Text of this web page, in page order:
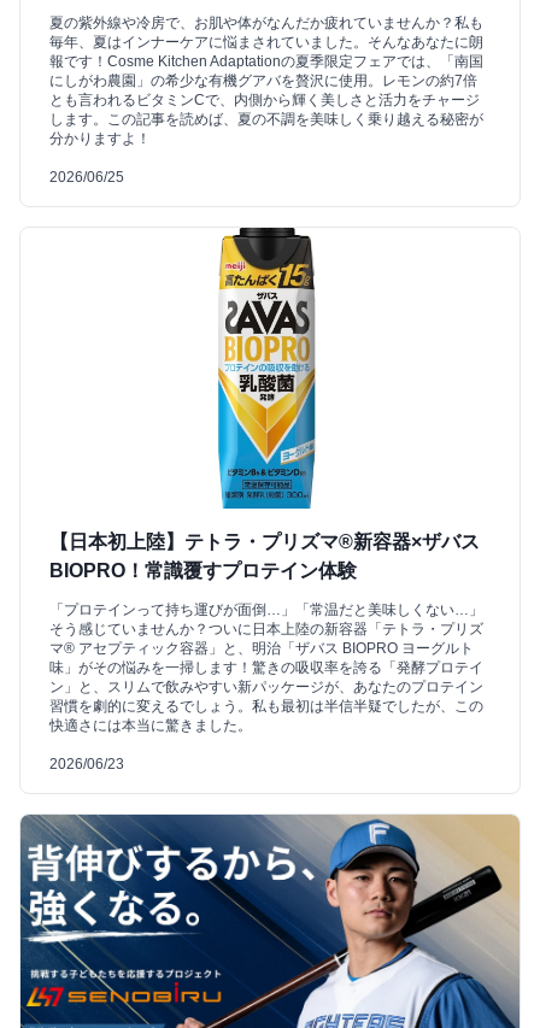
夏の紫外線や冷房で、お肌や体がなんだか疲れていませんか？私も
毎年、夏はインナーケアに悩まされていました。そんなあなたに朗
報です！Cosme Kitchen Adaptationの夏季限定フェアでは、「南国
にしがわ農園」の希少な有機グアバを贅沢に使用。レモンの約7倍
とも言われるビタミンCで、内側から輝く美しさと活力をチャージ
します。この記事を読めば、夏の不調を美味しく乗り越える秘密が
分かりますよ！
2026/06/25
【日本初上陸】テトラ・プリズマ®新容器×ザバス
BIOPRO！常識覆すプロテイン体験
「プロテインって持ち運びが面倒…」「常温だと美味しくない…」
そう感じていませんか？ついに日本上陸の新容器「テトラ・プリズ
マ® アセプティック容器」と、明治「ザバス BIOPRO ヨーグルト
味」がその悩みを一掃します！驚きの吸収率を誇る「発酵プロテイ
ン」と、スリムで飲みやすい新パッケージが、あなたのプロテイン
習慣を劇的に変えるでしょう。私も最初は半信半疑でしたが、この
快適さには本当に驚きました。
2026/06/23